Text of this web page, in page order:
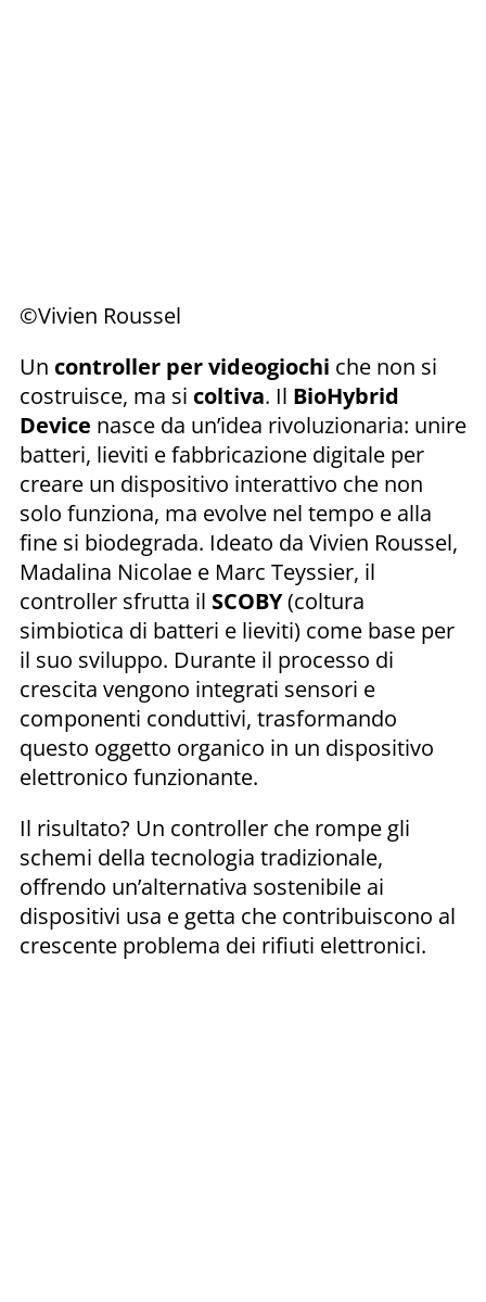
©Vivien Roussel
Un controller per videogiochi che non si
costruisce, ma si coltiva. Il BioHybrid
Device nasce da un’idea rivoluzionaria: unire
batteri, lieviti e fabbricazione digitale per
creare un dispositivo interattivo che non
solo funziona, ma evolve nel tempo e alla
fine si biodegrada. Ideato da Vivien Roussel,
Madalina Nicolae e Marc Teyssier, il
controller sfrutta il SCOBY(coltura
simbiotica di batteri e lieviti) come base per
il suo sviluppo. Durante il processo di
crescita vengono integrati sensori e
componenti conduttivi, trasformando
questo oggetto organico in un dispositivo
elettronico funzionante.
Il risultato? Un controller che rompe gli
schemi della tecnologia tradizionale,
offrendo un’alternativa sostenibile ai
dispositivi usa e getta che contribuiscono al
crescente problema dei rifiuti elettronici.